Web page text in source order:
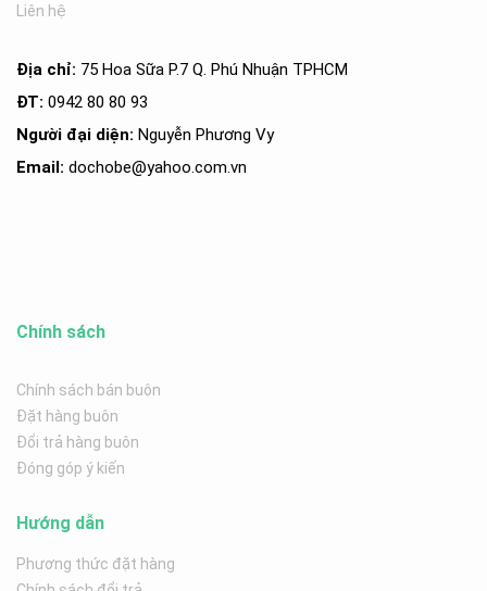
Liên hệ
Địa chỉ: 75 Hoa Sữa P.7 Q. Phú Nhuận TPHCM
ĐT: 0942 80 80 93
Người đại diện: Nguyễn Phương Vy
Email: dochobe@yahoo.com.vn
Chính sách
Chính sách bán buôn
Đặt hàng buôn
Đổi trả hàng buôn
Đóng góp ý kiến
Hướng dẫn
Phương thức đặt hàng